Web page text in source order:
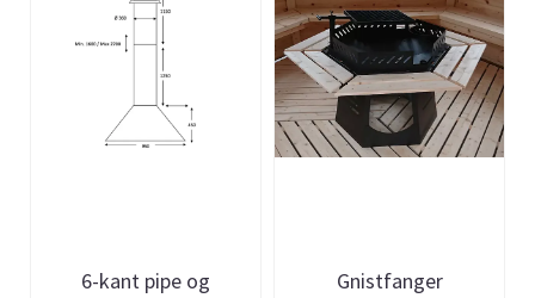
6-kant pipe og
Gnistfanger